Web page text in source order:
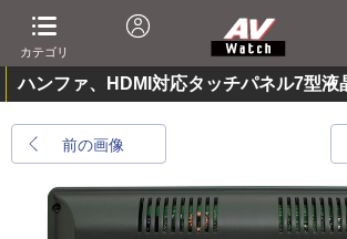
カテゴリ
ハンファ、HDMI対応タッチパネル7型液
前の画像